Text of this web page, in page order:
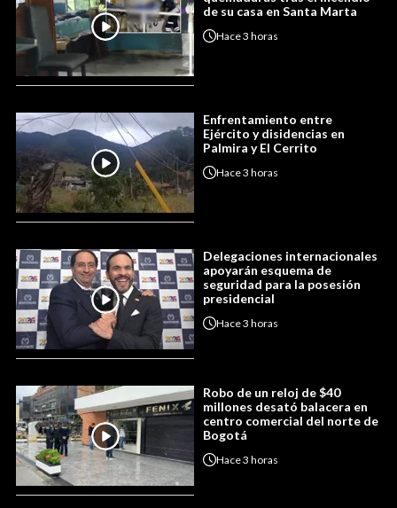
de su casa en Santa Marta
Hace3 horas
Enfrentamiento entre
Ejército y disidencias en
Palmira y El Cerrito
Hace3 horas
Delegaciones internacionales
apoyarán esquema de
seguridad para la posesión
presidencial
Hace3 horas
Robo de un reloj de $40
millones desató balacera en
centro comercial del norte de
Bogotá
Hace3 horas